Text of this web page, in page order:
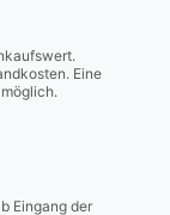
Eine
Eingang der